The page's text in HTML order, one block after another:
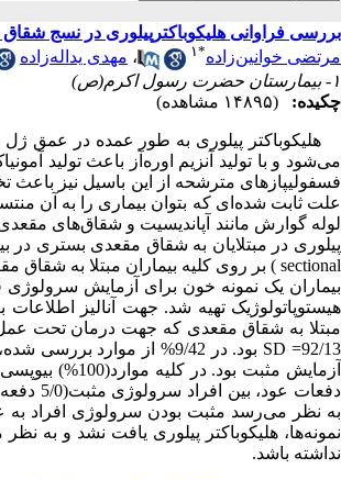
بررسی فراوانی هلیکوباکترپیلوری در نسج
مرتضی خوانین‌زاده*۱ ، مهدی یداله‌زاده
۱- بیمارستان حضرت رسول اکرم(ص)
چکیده:
(۱۴۸۹۵ مشاهده)
هلیکوباکتر پیلوری به طور عمده در عمق
می‌شود و با تولید آنزیم اوره‌آز باعث تولید
فسفولیپازهای مترشحه از این باسیل نیز
علت ثابت شده‌ای که بتوان بیماری را به آن
لوله گوارش مانند آپاندیسیت و شقاق‌های
بیماران یک نمونه خون برای آزمایش
آزمایش مثبت
به نظر می‌رسد مثبت بودن سرولوژی افراد
نمونه‌ها، هلیکوباکتر پیلوری یافت نشد و به
نداشته باشد.